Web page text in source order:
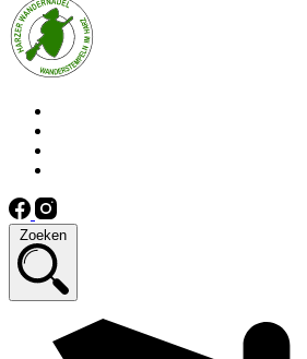
Zoeken